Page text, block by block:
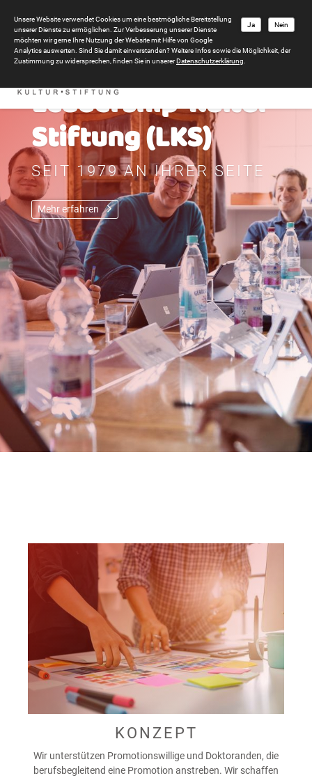
Leadership-Kultur-
Stiftung (LKS)
SEIT 1979 AN IHRER SEITE
Mehr erfahren
KONZEPT
Wir unterstützen Promotionswillige und Doktoranden, die
berufsbegleitend eine Promotion anstreben. Wir schaffen
Nein
Ja
Unsere Website verwendet Cookies um eine bestmögliche Bereitstellung
unserer Dienste zu ermöglichen. Zur Verbesserung unserer Dienste
möchten wir gerne Ihre Nutzung der Website mit Hilfe von Google
Analytics auswerten. Sind Sie damit einverstanden? Weitere Infos sowie die Möglichkeit, der
Zustimmung zu widersprechen, finden Sie in unsererDatenschutzerklärung